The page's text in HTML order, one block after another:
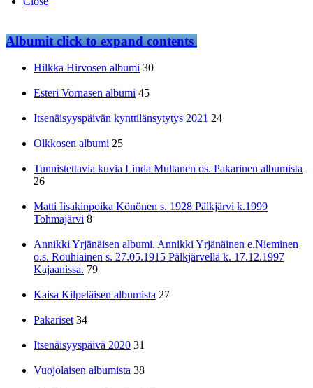
Albumitclick to expand contents
Hilkka Hirvosen albumi 30
Esteri Vornasen albumi 45
Itsenäisyyspäivän kynttilänsytytys 2021 24
Olkkosen albumi 25
Tunnistettavia kuvia Linda Multanen os. Pakarinen albumista
26
Matti Iisakinpoika Könönen s. 1928 Pälkjärvi k.1999
Tohmajärvi 8
Annikki Yrjänäisen albumi. Annikki Yrjänäinen e.Nieminen
o.s. Rouhiainen s. 27.05.1915 Pälkjärvellä k. 17.12.1997
Kajaanissa. 79
Kaisa Kilpeläisen albumista 27
Pakariset 34
Itsenäisyyspäivä 2020 31
Vuojolaisen albumista 38